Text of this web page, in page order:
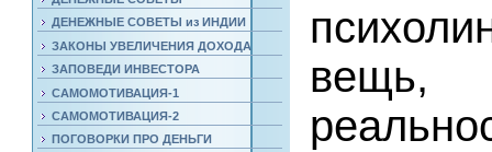
ДЕНЕЖНЫЕ СОВЕТЫ из ИНДИИ
ЗАКОНЫ УВЕЛИЧЕНИЯ ДОХОДА
ЗАПОВЕДИ ИНВЕСТОРА
САМОМОТИВАЦИЯ-1
САМОМОТИВАЦИЯ-2
ПОГОВОРКИ ПРО ДЕНЬГИ
вещь,